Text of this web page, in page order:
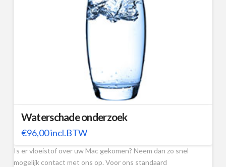
Waterschade onderzoek
€96,00incl.BTW
Is er vloeistof over uw Mac gekomen? Neem dan zo snel
mogelijk contact met ons op. Voor ons standaard